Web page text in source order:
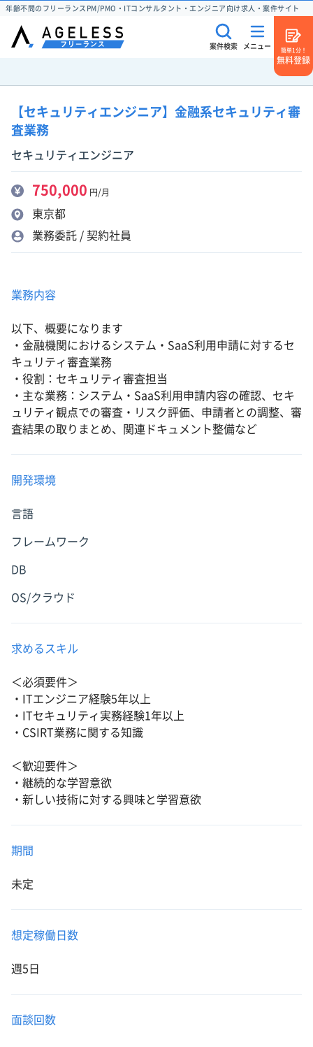
年齢不問のフリーランスPM/PMO・ITコンサルタント・エンジニア向け求人・案件サイト
案件検索 メニュー
簡単1分！
無料登録
【セキュリティエンジニア】金融系セキュリティ審
査業務
セキュリティエンジニア
750,000 円/月
東京都
業務委託 / 契約社員
業務内容
以下、概要になります
・金融機関におけるシステム・SaaS利用申請に対するセ
キュリティ審査業務
・役割：セキュリティ審査担当
・主な業務：システム・SaaS利用申請内容の確認、セキ
ュリティ観点での審査・リスク評価、申請者との調整、審
査結果の取りまとめ、関連ドキュメント整備など
開発環境
言語
フレームワーク
DB
OS/クラウド
求めるスキル
＜必須要件＞
・ITエンジニア経験5年以上
・ITセキュリティ実務経験1年以上
・CSIRT業務に関する知識
＜歓迎要件＞
・継続的な学習意欲
・新しい技術に対する興味と学習意欲
期間
未定
想定稼働日数
週5日
面談回数